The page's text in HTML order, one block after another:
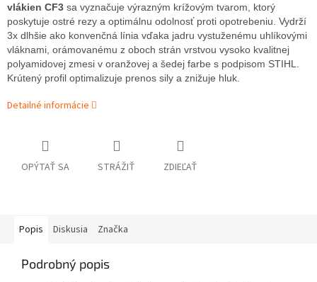
vlákien CF3 sa vyznačuje výrazným krížovým tvarom, ktorý
poskytuje ostré rezy a optimálnu odolnosť proti opotrebeniu. Vydrží
3x dlhšie ako konvenčná línia vďaka jadru vystuženému uhlíkovými
vláknami, orámovanému z oboch strán vrstvou vysoko kvalitnej
polyamidovej zmesi v oranžovej a šedej farbe s podpisom STIHL.
Krútený profil optimalizuje prenos sily a znižuje hluk.
Detailné informácie
OPÝTAŤ SA STRÁŽIŤ ZDIEĽAŤ
Popis Diskusia Značka
Podrobný popis